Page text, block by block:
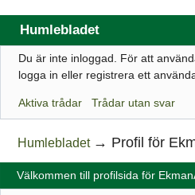
Humlebladet
Index
Regler
Sök
Registrera ett konto
Du är inte inloggad. För att
logga in eller registrera ett
Aktiva trådar Trådar utan svar
Humlebladet → Profil för
Välkommen till profilsida för